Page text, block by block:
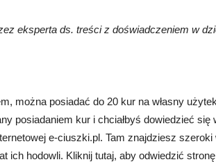
eksperta ds. treści z doświadczeniem w
można posiadać do 20 kur na własny
posiadaniem kur i chciałbyś dowiedzieć
e-ciuszki.pl. Tam znajdziesz
ich hodowli. Kliknij tutaj, aby odwiedzić